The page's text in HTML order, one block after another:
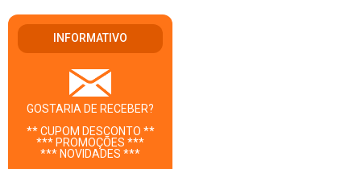
INFORMATIVO
GOSTARIA DE RECEBER?
** CUPOM DESCONTO **
*** PROMOÇÕES ***
*** NOVIDADES ***